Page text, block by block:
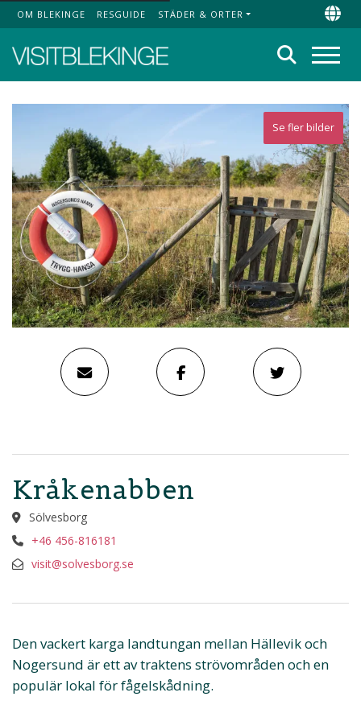
Top Menu
OM BLEKINGE RESGUIDE STÄDER & ORTER
Sök
Se fler bilder
Kråkenabben
Sölvesborg
+46 456-816181
visit@solvesborg.se
Den vackert karga landtungan mellan Hällevik och
Nogersund är ett av traktens strövområden och en
populär lokal för fågelskådning.